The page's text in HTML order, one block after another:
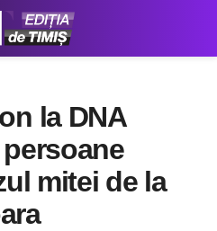
la DNA
mitei de la